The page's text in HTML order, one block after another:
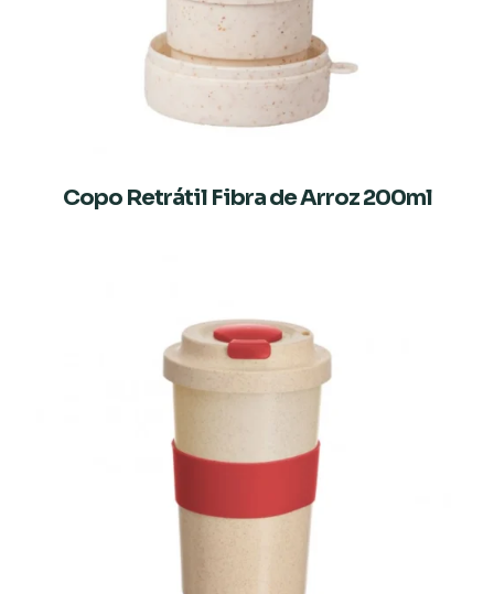
Copo Retrátil Fibra de Arroz 200ml